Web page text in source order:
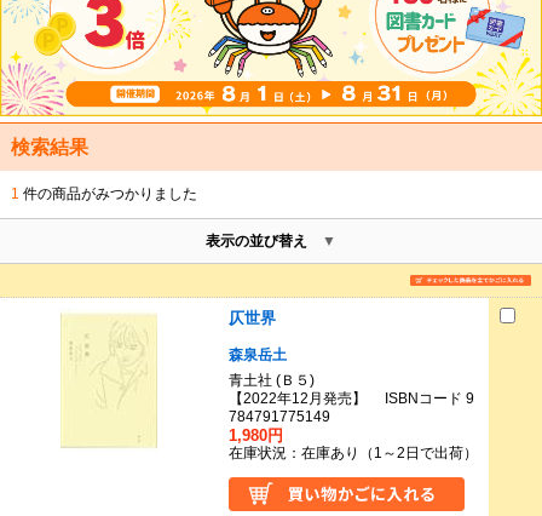
検索結果
1 件の商品がみつかりました
表示の並び替え
仄世界
森泉岳土
青土社 (Ｂ５)
【2022年12月発売】 ISBNコード 9
784791775149
1,980円
在庫状況：在庫あり（1～2日で出荷）